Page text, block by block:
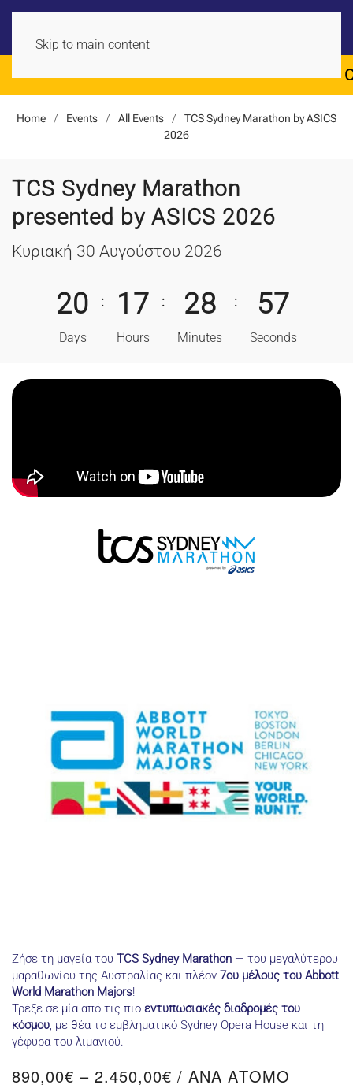
Skip to main content
Official
Home Events All Events
TCS Sydney Marathon by ASICS
2026
TCS Sydney Marathon
presented by ASICS 2026
Κυριακή 30 Αυγούστου 2026
20
Days
: 1 7
Hours
: 28
Minutes
: 55
Seconds
Ζήσε τη μαγεία του TCS Sydney Marathon — του μεγαλύτερου
μαραθωνίου της Αυστραλίας και πλέον 7ου μέλους του Abbott
World Marathon Majors!
Τρέξε σε μία από τις πιο εντυπωσιακές διαδρομές του
κόσμου, με θέα το εμβληματικό Sydney Opera House και τη
γέφυρα του λιμανιού.
890,00€ – 2.450,00€ Price
/ ΑΝΑ ΑΤΟΜΟ